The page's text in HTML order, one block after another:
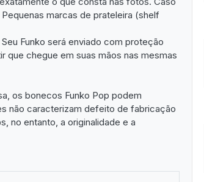
marcas de prateleira (shelf
Funko será enviado com proteção
que chegue em suas mãos nas mesmas
os bonecos Funko Pop podem
não caracterizam defeito de fabricação
no entanto, a originalidade e a